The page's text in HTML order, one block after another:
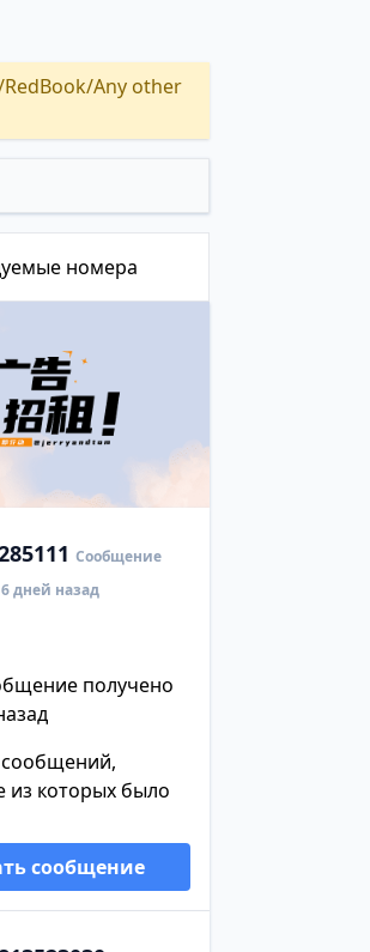
RedBook/Any other
номера
Сообщение
дней назад
получено
из которых было
сообщение